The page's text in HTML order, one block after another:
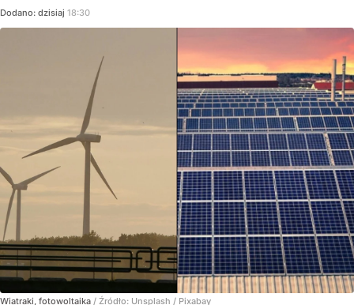
Dodano: dzisiaj 18:30
Wiatraki, fotowoltaika / Źródło: Unsplash / Pixabay